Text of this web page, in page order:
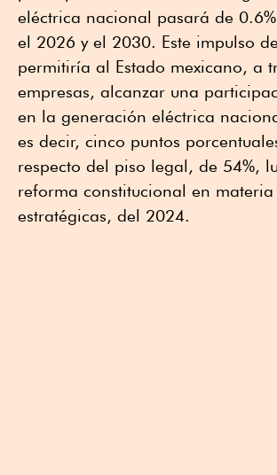
eléctrica nacional pasará de
el 2026 y el 2030. Este impulso
permitiría al Estado mexicano, a
empresas, alcanzar una
en la generación eléctrica
es decir, cinco puntos
respecto del piso legal, de 54%,
reforma constitucional en
estratégicas, del 2024.